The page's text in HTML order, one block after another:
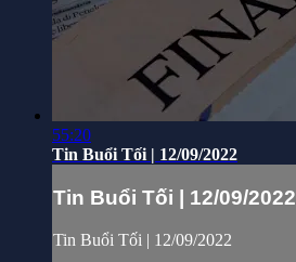
55:20
Tin Buổi Tối | 12/09/2022
Tin Buổi Tối | 12/09/2022
Tin Buổi Tối | 12/09/2022